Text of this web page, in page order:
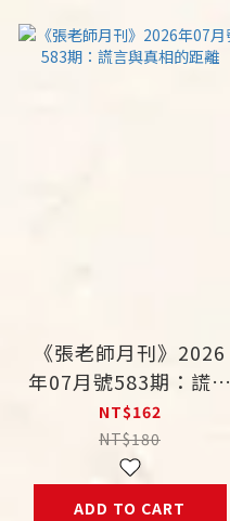
《張老師月刊》2026
年07月號583期：謊言
與真相的距離
NT$162
NT$180
ADD TO CART